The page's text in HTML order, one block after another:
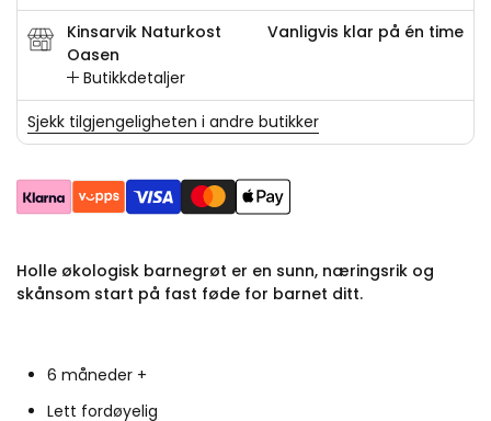
Kinsarvik Naturkost
Oasen
Butikkdetaljer
Vanligvis klar på én time
Sjekk tilgjengeligheten i andre butikker
Holle økologisk barnegrøt er en sunn, næringsrik og
skånsom start på fast føde for barnet ditt.
6 måneder +
Lett fordøyelig